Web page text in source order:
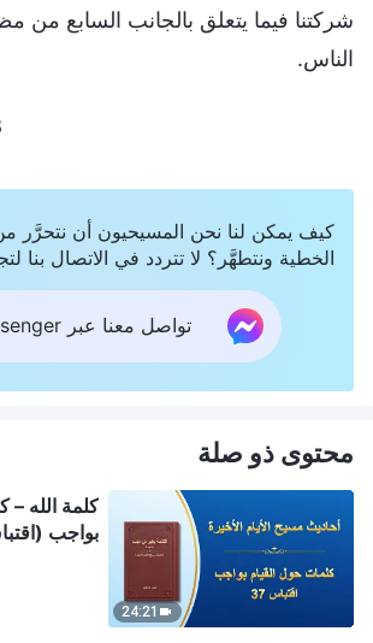
شركتنا فيما يتعلق بالجانب السابع من
الناس.
كيف يمكن لنا نحن المسيحيون أن نتحرَّر
الخطية ونتطهَّر؟ لا تتردد في الاتصال بنا
تواصل معنا عبر Messenger
محتوى ذو صلة
24:21
كلمة الله –
بواجب